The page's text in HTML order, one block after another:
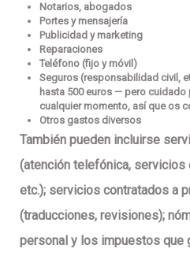
Notarios, abogados
Portes y mensajería
Publicidad y marketing
Reparaciones
Teléfono (fijo y móvil)
Seguros (responsabilidad civil ,
hasta 500 euros — pero
cualquier momento, así que os
Otros gastos diversos
También pueden incluirse
(atención telefónica,
etc.); servicios contratados a
(traducciones, revisiones);
personal y los impuestos que